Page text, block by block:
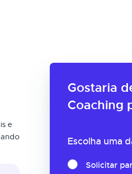
Gostaria
Coaching
Escolha uma
Solicitar
e